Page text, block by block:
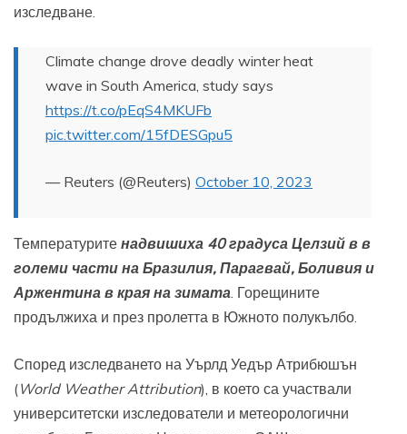
изследване.
Climate change drove deadly winter heat
wave in South America, study says
https://t.co/pEqS4MKUFb
pic.twitter.com/15fDESGpu5
— Reuters (@Reuters) October 10, 2023
Температурите надвишиха 40 градуса Целзий в в
големи части на Бразилия, Парагвай, Боливия и
Аржентина в края на зимата . Горещините
продължиха и през пролетта в Южното полукълбо.
Според изследването на Уърлд Уедър Атрибюшън
(World Weather Attribution), в което са участвали
университетски изследователи и метеорологични